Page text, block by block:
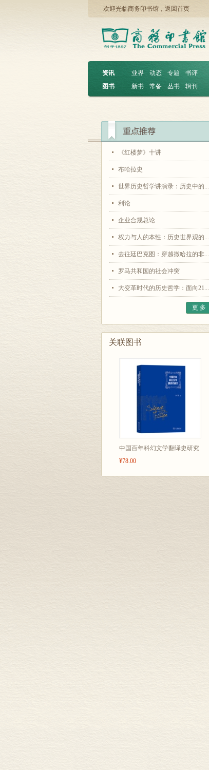
欢迎光临商务印书馆， 返回首页
资讯 ︱ 业界 动态 专题
书评
图书
︱ 新书 常备 丛书 辑刊
《红楼梦》十讲
布哈拉史
世界历史哲学讲演录：历史中的...
利论
企业合规总论
权力与人的本性：历史世界观的...
去往廷巴克图：穿越撒哈拉的非...
罗马共和国的社会冲突
大变革时代的历史哲学：面向21...
更 多
关联图书
中国百年科幻文学翻译史研究
¥78.00